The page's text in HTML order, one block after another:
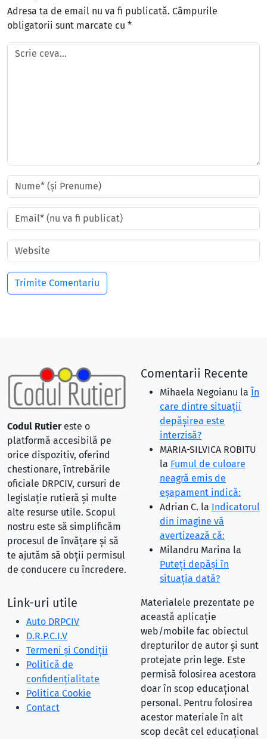
Adresa ta de email nu va fi publicată. Câmpurile
obligatorii sunt marcate cu *
Codul Rutiereste o
platformă accesibilă pe
orice dispozitiv, oferind
chestionare, întrebările
oficiale DRPCIV, cursuri de
legislație rutieră și multe
alte resurse utile. Scopul
nostru este să simplificăm
procesul de învățare și să
te ajutăm să obții permisul
de conducere cu încredere.
Comentarii Recente
Mihaela Negoianu la În
care dintre situaţii
depăşirea este
interzisă?
MARIA-SILVICA ROBITU
la Fumul de culoare
neagră emis de
eşapament indică:
Adrian C. la Indicatorul
din imagine vă
avertizează că:
Milandru Marina la
Puteţi depăşi în
situaţia dată?
Link-uri utile
Auto DRPCIV
D.R.P.C.I.V
Termeni și Condiții
Politică de
confidențialitate
Politica Cookie
Contact
Materialele prezentate pe
această aplicație
web/mobile fac obiectul
drepturilor de autor și sunt
protejate prin lege. Este
permisă folosirea acestora
doar în scop educațional
personal. Pentru folosirea
acestor materiale în alt
scop decât cel educațional